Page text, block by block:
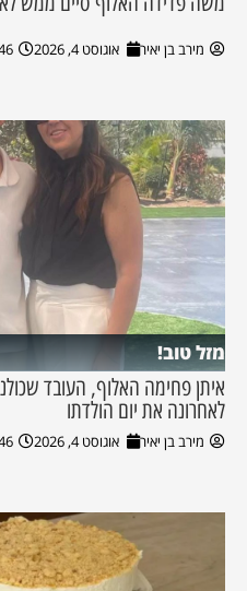
מירב בן יאיר אוגוסט 4, 2026
מזל טוב!
איתן פחימה האלוף, העובד
לאחרונה את יום הולדתו
מירב בן יאיר אוגוסט 4, 2026